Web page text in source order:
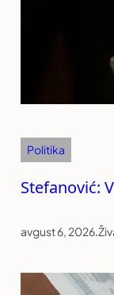
Politika
Stefanović:
avgust 6, 2026.